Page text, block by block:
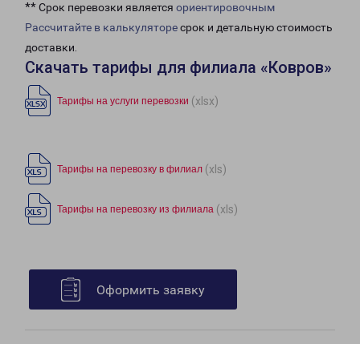
** Срок перевозки является ориентировочным
Рассчитайте в калькуляторесрок и детальную стоимость
доставки.
Скачать тарифы для филиала «Ковров»
Тарифы на услуги перевозки (xlsx)
Тарифы на перевозку в филиал (xls)
Тарифы на перевозку из филиала (xls)
Оформить заявку